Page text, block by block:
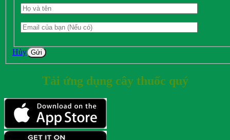
Hủy Gửi
Tải ứng dụng cây thuốc quý